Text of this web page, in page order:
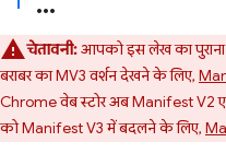
चेतावनी:आपको इस लेख का पुराना
बराबर का MV3 वर्शन देखने के लिए,
Chrome वेब स्टोर अब Manifest V2
को Manifest V3 में बदलने के लिए,